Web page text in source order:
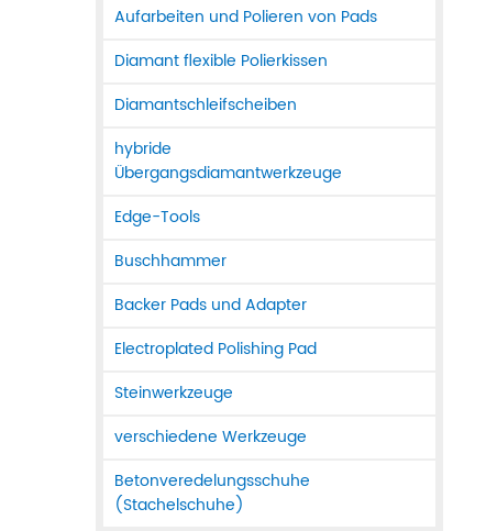
Aufarbeiten und Polieren von Pads
Diamant flexible Polierkissen
Diamantschleifscheiben
hybride
Übergangsdiamantwerkzeuge
Edge-Tools
Buschhammer
Backer Pads und Adapter
Electroplated Polishing Pad
Steinwerkzeuge
verschiedene Werkzeuge
Betonveredelungsschuhe
(Stachelschuhe)